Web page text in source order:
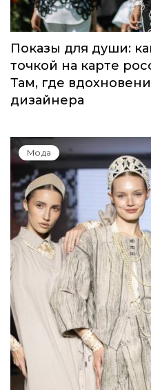
Мода
Показы для души:
точкой на карте
Там, где
дизайнера